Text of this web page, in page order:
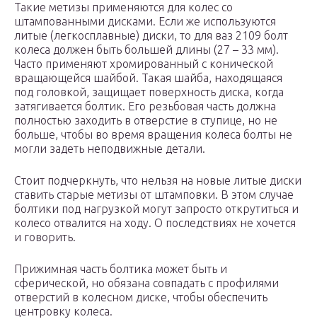
Такие метизы применяются для колес со
штампованными дисками. Если же используются
литые (легкосплавные) диски, то для ваз 2109 болт
колеса должен быть большей длины (27 – 33 мм).
Часто применяют хромированный с конической
вращающейся шайбой. Такая шайба, находящаяся
под головкой, защищает поверхность диска, когда
затягивается болтик. Его резьбовая часть должна
полностью заходить в отверстие в ступице, но не
больше, чтобы во время вращения колеса болты не
могли задеть неподвижные детали.
Стоит подчеркнуть, что нельзя на новые литые диски
ставить старые метизы от штамповки. В этом случае
болтики под нагрузкой могут запросто открутиться и
колесо отвалится на ходу. О последствиях не хочется
и говорить.
Прижимная часть болтика может быть и
сферической, но обязана совпадать с профилями
отверстий в колесном диске, чтобы обеспечить
центровку колеса.